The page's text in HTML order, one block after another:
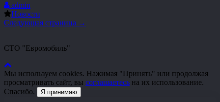
admin
Новости
Следующая страница →
СТО "Евромобиль"
Мы используем cookies. Нажимая "Принять" или продолжая
просматривать сайт, вы соглашаетесь на их использование.
Спасибо.
Я принимаю